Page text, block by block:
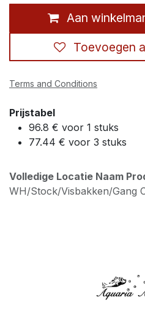
Aan
Toevoegen
Terms and Conditions
Prijstabel
96.8 € voor 1 stuks
77.44 € voor 3 stuks
Volledige Locatie Naam
WH/Stock/Visbakken/Gang